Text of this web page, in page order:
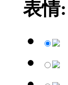
表情: